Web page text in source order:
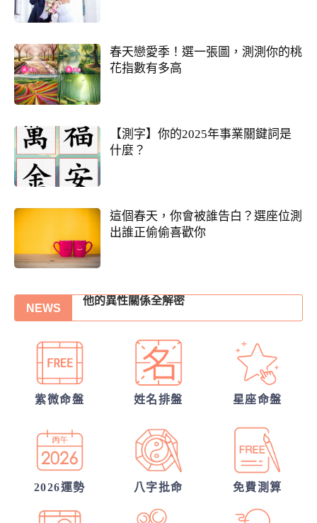
春天戀愛季！選一張圖，測測你的桃
花指數有多高
【測字】你的2025年事業關鍵詞是
什麼？
這個春天，你會被誰告白？選座位測
出誰正偷偷喜歡你
NEWS
從姓名看你另一半的輪廓
他會是你最終的幸福？
我的人生命運20解
你們的命盤合嗎？適合當夫妻？批婚配指數
誰會陪我步入紅毯?
紫微命盤 姓名排盤 星座命盤
2026運勢 八字批命 免費測算